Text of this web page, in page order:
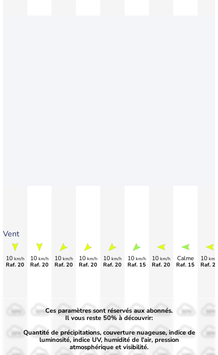
Vent
10 km/h
Raf. 20
10 km/h
Raf. 20
10 km/h
Raf. 20
10 km/h
Raf. 20
10 km/h
Raf. 20
10 km/h
Raf. 15
10 km/h
Raf. 20
Calme
Raf. 15
10 km/
Raf.
50%
30%
50%
30%
50%
30%
50%
30%
50%
30%
50%
30%
50%
30%
Ces paramètres sont réservés aux abonnés.
Il vous reste 50% à découvrir:
Quantité de précipitations, couverture nuageuse, indice de
luminosité, indice UV, humidité de l'air, pression
atmosphérique et visibilité.